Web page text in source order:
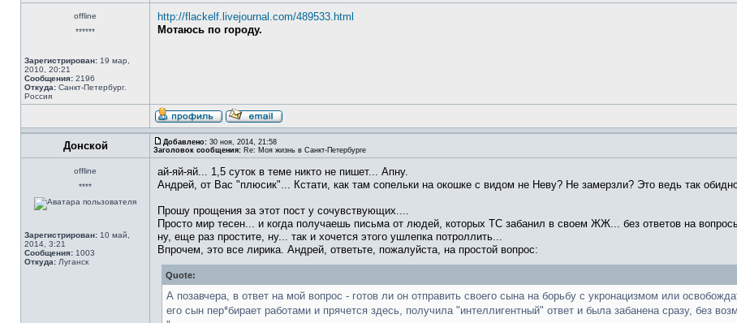
offline
******
Зарегистрирован: 19 мар,
2010, 20:21
Сообщения: 2196
Откуда: Санкт-Петербург.
Россия
http://flackelf.livejournal.com/489533.html
Мотаюсь по городу.
Донской Добавлено: 30 ноя, 2014, 21:58
Заголовок сообщения: Re: Моя жизнь в Санкт-Петербурге
offline
****
Зарегистрирован: 10 май,
2014, 3:21
Сообщения: 1003
Откуда: Луганск
ай-яй-яй... 1,5 суток в теме никто не пишет... Апну.
Андрей, от Вас "плюсик"... Кстати, как там сопельки на окошке с видом не Неву? Не замерзли? Это ведь так
Прошу прощения за этот пост у сочувствующих....
Просто мир тесен... и когда получаешь письма от людей, которых ТС забанил в своем ЖЖ... без ответов на
ну, еще раз простите, ну... так и хочется этого ушлепка потроллить...
Впрочем, это все лирика. Андрей, ответьте, пожалуйста, на простой вопрос:
Quote:
А позавчера, в ответ на мой вопрос - готов ли он отправить своего сына на борьбу с укронацизмом или
его сын пер*бирает работами и прячется здесь, получила "интеллигентный" ответ и была забанена сразу, без